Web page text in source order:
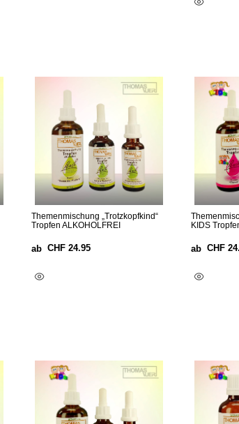
Themenmischung „Trotzkopfkind“
Tropfen ALKOHOLFREI
ab CHF 24.95
KIDS
ab CHF